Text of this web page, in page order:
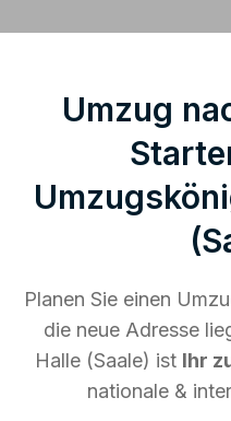
Umzug
Planen Sie einen
die neue Adresse
Halle (Saale) ist Ihr
nationale &